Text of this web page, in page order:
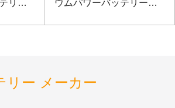
リー
ウムパワーバッテリーレ
リー メーカー